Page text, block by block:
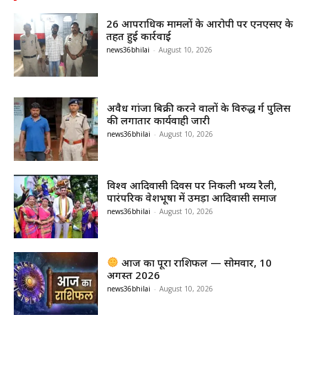
26 आपराधिक मामलों के आरोपी पर एनएसए के
तहत हुई कार्रवाई
news36bhilai - August 10, 2026
अवैध गांजा बिक्री करने वालों के विरुद्ध दुर्ग पुलिस
की लगातार कार्यवाही जारी
news36bhilai - August 10, 2026
विश्व आदिवासी दिवस पर निकली भव्य रैली,
पारंपरिक वेशभूषा में उमड़ा आदिवासी समाज
news36bhilai - August 10, 2026
आज का पूरा राशिफल — सोमवार, 10
अगस्त 2026
news36bhilai - August 10, 2026